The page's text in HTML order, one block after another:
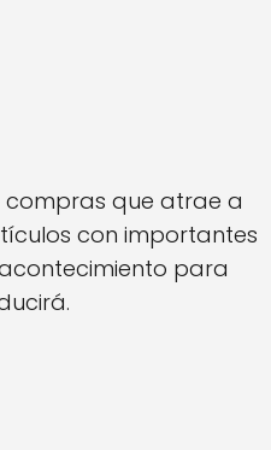
compras que atrae a
con importantes
para